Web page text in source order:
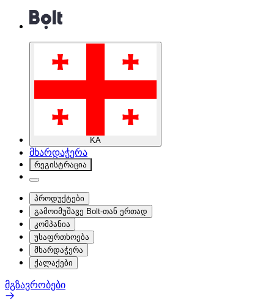
KA
მხარდაჭერა
რეგისტრაცია
პროდუქტები
გამოიმუშავე Bolt-თან ერთად
კომპანია
უსაფრთხოება
მხარდაჭერა
ქალაქები
მგზავრობები